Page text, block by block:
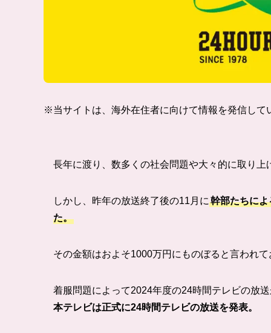
※当サイトは、海外在住者に向けて情報を発信して
長年に渡り、数多くの社会問題や大々的に取り
しかし、昨年の放送終了後の11月に幹部たちに
た。
その金額はおよそ1000万円にものぼると言われ
着服問題によって2024年度の24時間テレビの放
本テレビは正式に24時間テレビの放送を発表。